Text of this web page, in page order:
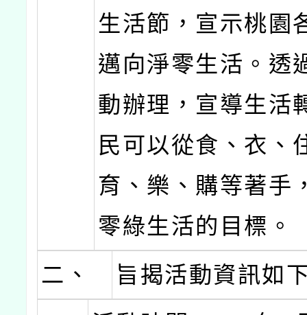
生活節，宣示桃園
邁向淨零生活。透
動辦理，宣導生活
民可以從食、衣、
育、樂、購等著手
零綠生活的目標。
二、
旨揭活動資訊如